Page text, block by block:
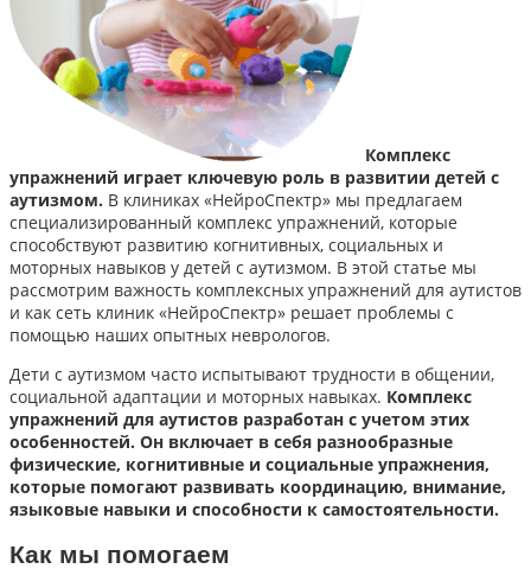
Комплекс
упражнений играет ключевую роль в развитии детей с
аутизмом. В клиниках «НейроСпектр» мы предлагаем
специализированный комплекс упражнений, которые
способствуют развитию когнитивных, социальных и
моторных навыков у детей с аутизмом. В этой статье мы
рассмотрим важность комплексных упражнений для аутистов
и как сеть клиник «НейроСпектр» решает проблемы с
помощью наших опытных неврологов.
Дети с аутизмом часто испытывают трудности в общении,
социальной адаптации и моторных навыках. Комплекс
упражнений для аутистов разработан с учетом этих
особенностей. Он включает в себя разнообразные
физические, когнитивные и социальные упражнения,
которые помогают развивать координацию, внимание,
языковые навыки и способности к самостоятельности.
Как мы помогаем